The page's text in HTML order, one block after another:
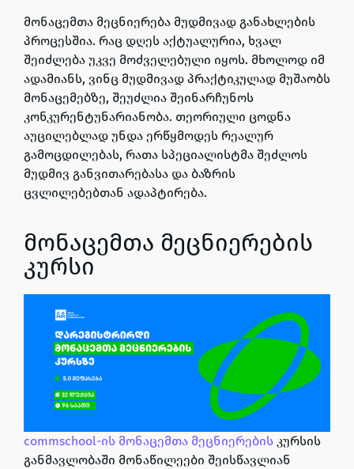
მონაცემთა მეცნიერება მუდმივად განახლების
პროცესშია. რაც დღეს აქტუალურია, ხვალ
შეიძლება უკვე მოძველებული იყოს. მხოლოდ იმ
ადამიანს, ვინც მუდმივად პრაქტიკულად მუშაობს
მონაცემებზე, შეუძლია შეინარჩუნოს
კონკურენტუნარიანობა. თეორიული ცოდნა
აუცილებლად უნდა ერწყმოდეს რეალურ
გამოცდილებას, რათა სპეციალისტმა შეძლოს
მუდმივ განვითარებასა და ბაზრის
ცვლილებებთან ადაპტირება.
მონაცემთა მეცნიერების
კურსი
commschool-ის მონაცემთა მეცნიერების კურსის
განმავლობაში მონაწილეები შეისწავლიან